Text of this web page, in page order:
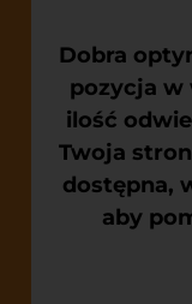
Dobra
pozycja w
ilość
Twoja
dostępna,
aby